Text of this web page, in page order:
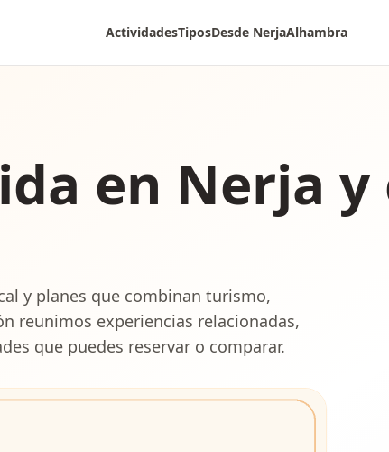
ActividadesTiposDesde NerjaAlhambra
en Nerja y
y planes que combinan turismo,
reunimos experiencias relacionadas,
que puedes reservar o comparar.